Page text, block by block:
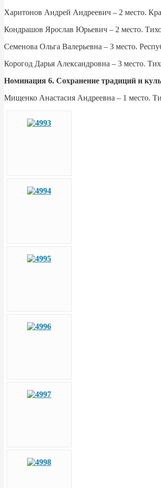
Харитонов Андрей Андреевич – 2 место.
Кондрашов Ярослав Юрьевич – 2 место.
Семенова Ольга Валерьевна – 3 место.
Корогод Дарья Александровна – 3 место.
Номинация 6. Сохранение традиций и
Мищенко Анастасия Андреевна – 1 место.